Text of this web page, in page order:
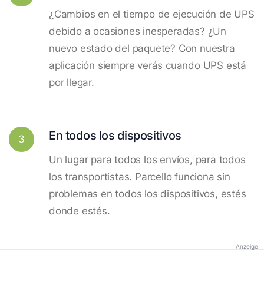
¿Cambios en el tiempo de ejecución de UPS
debido a ocasiones inesperadas? ¿Un
nuevo estado del paquete? Con nuestra
aplicación siempre verás cuando UPS está
por llegar.
3 En todos los dispositivos
Un lugar para todos los envíos, para todos
los transportistas. Parcello funciona sin
problemas en todos los dispositivos, estés
donde estés.
Anzeige